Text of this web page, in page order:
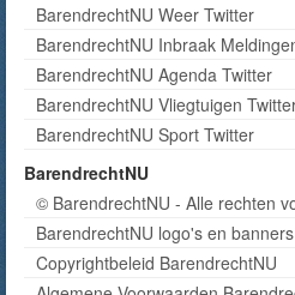
BarendrechtNU Weer Twitter
BarendrechtNU Inbraak
BarendrechtNU Agenda Twitter
BarendrechtNU Vliegtuigen
BarendrechtNU Sport Twitter
BarendrechtNU
© BarendrechtNU - Alle rechten
BarendrechtNU logo's en banners
Copyrightbeleid BarendrechtNU